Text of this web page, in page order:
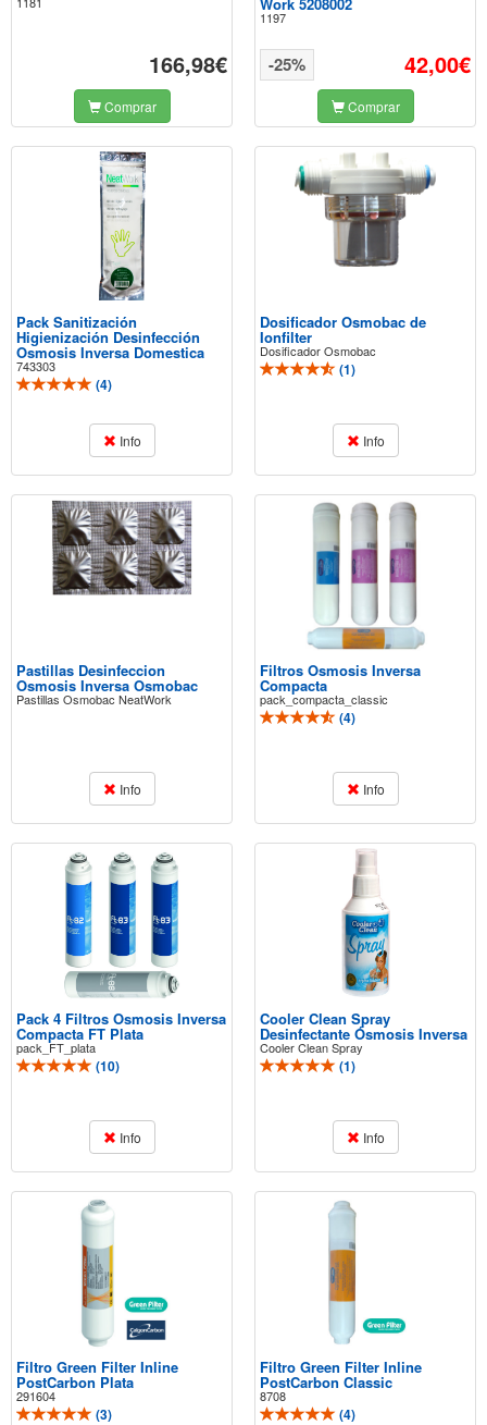
166,98€
Comprar
1197
42,00€
-25%
Comprar
Pack Sanitización
Higienización Desinfección
Osmosis Inversa Domestica
743303
(4)
Info
Dosificador Osmobac de
Ionfilter
Dosificador Osmobac
(1)
Info
Pastillas Desinfeccion
Osmosis Inversa Osmobac
Pastillas Osmobac NeatWork
Info
Filtros Osmosis Inversa
Compacta
pack_compacta_classic
(4)
Info
Pack 4 Filtros Osmosis Inversa
Compacta FT Plata
pack_FT_plata
(10)
Info
Cooler Clean Spray
Desinfectante Ósmosis Inversa
Cooler Clean Spray
(1)
Info
Filtro Green Filter Inline
PostCarbon Plata
291604
(3)
Filtro Green Filter Inline
PostCarbon Classic
8708
(4)